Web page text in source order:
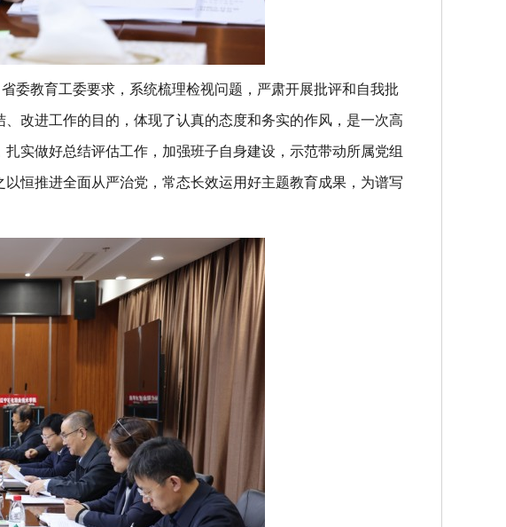
委教育工委要求，系统梳理检视问题，严肃开展批评和自我批
改进工作的目的，体现了认真的态度和务实的作风，是一次高
实做好总结评估工作，加强班子自身建设，示范带动所属党组
恒推进全面从严治党，常态长效运用好主题教育成果，为谱写